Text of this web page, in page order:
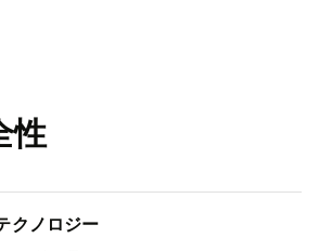
性
クノロジー